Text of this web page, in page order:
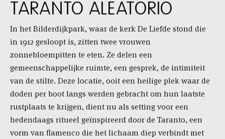
TARANTO ALEATORIO
In het Bilderdijkpark, waar de kerk De Liefde stond die
in 1912 gesloopt is, zitten twee vrouwen
zonnebloempitten te eten. Ze delen een
gemeenschappelijke ruimte, een gesprek, de intimiteit
van de stilte. Deze locatie, ooit een heilige plek waar de
doden per boot langs werden gebracht om hun laatste
rustplaats te krijgen, dient nu als setting voor een
hedendaags ritueel geïnspireerd door de Taranto, een
vorm van flamenco die het lichaam diep verbindt met